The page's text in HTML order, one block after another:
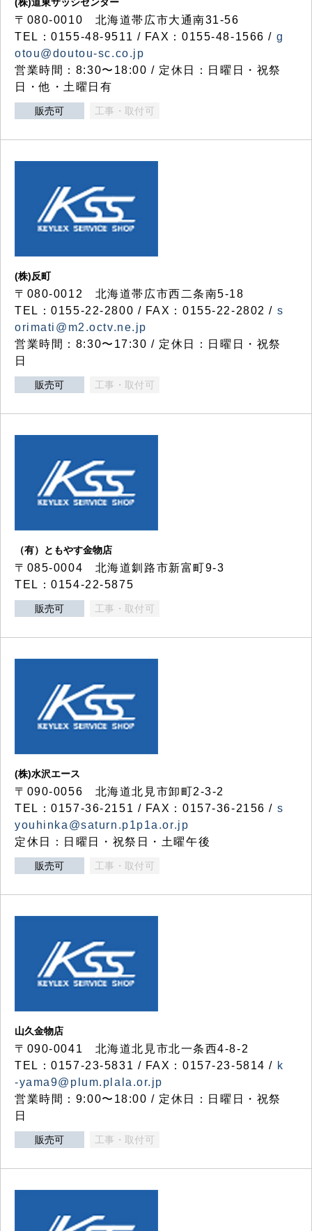
〒080-0010 北海道帯広市大通南31-56
TEL：0155-48-9511 / FAX：0155-48-1566 / g
otou@doutou-sc.co.jp
営業時間：8:30〜18:00 / 定休日：日曜日・祝祭
日・他・土曜日有
販売可 工事・取付可
(株)反町
〒080-0012 北海道帯広市西二条南5-18
TEL：0155-22-2800 / FAX：0155-22-2802 / s
orimati@m2.octv.ne.jp
営業時間：8:30〜17:30 / 定休日：日曜日・祝祭
日
販売可 工事・取付可
（有）ともやす金物店
〒085-0004 北海道釧路市新富町9-3
TEL：0154-22-5875
販売可 工事・取付可
(株)水沢エース
〒090-0056 北海道北見市卸町2-3-2
TEL：0157-36-2151 / FAX：0157-36-2156 / s
youhinka@saturn.p1p1a.or.jp
定休日：日曜日・祝祭日・土曜午後
販売可 工事・取付可
山久金物店
〒090-0041 北海道北見市北一条西4-8-2
TEL：0157-23-5831 / FAX：0157-23-5814 / k
-yama9@plum.plala.or.jp
営業時間：9:00〜18:00 / 定休日：日曜日・祝祭
日
販売可 工事・取付可